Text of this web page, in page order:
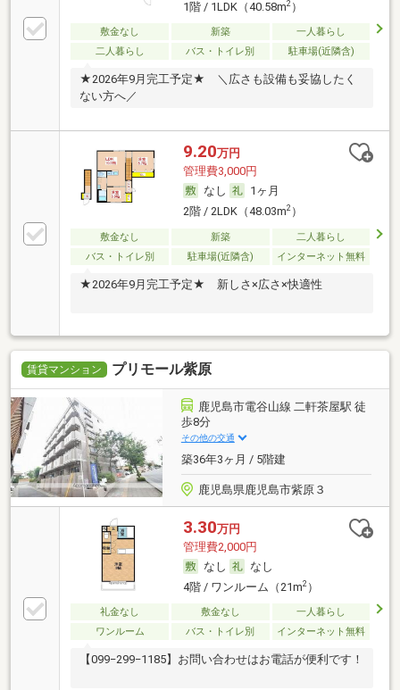
1階 / 1LDK（40.58m2）
敷金なし 新築
一人暮らし
二人暮らし
バス・トイレ別 駐車場(近隣含)
★2026年9月完工予定★ ＼広さも設備も妥協したく
ない方へ／
9.20万円
管理費3,000円
なし
1ヶ月
2階 / 2LDK（48.03m2）
敷金なし 新築
二人暮らし
バス・トイレ別
駐車場(近隣含) インターネット無料
★2026年9月完工予定★ 新しさ×広さ×快適性
賃貸マンション プリモール紫原
鹿児島市電谷山線 二軒茶屋駅 徒
歩8分
その他の交通
築36年3ヶ月 / 5階建
鹿児島県鹿児島市紫原３
3.30万円
管理費2,000円
なし
なし
4階 / ワンルーム（21m2）
礼金なし 敷金なし
一人暮らし
ワンルーム
バス・トイレ別 インターネット無料
【099−299−1185】お問い合わせはお電話が便利です！